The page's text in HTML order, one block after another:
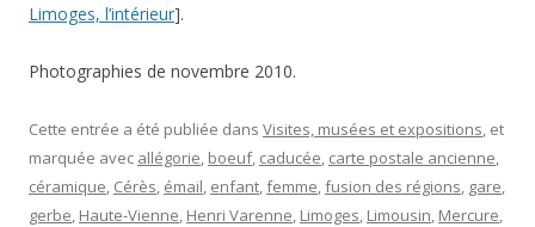
Limoges, l’intérieur].
Photographies de novembre 2010.
Cette entrée a été publiée dans Visites, musées et expositions, et
marquée avec allégorie, boeuf, caducée, carte postale ancienne,
céramique, Cérès, émail, enfant,femme,fusion des régions, gare,
gerbe, Haute-Vienne, Henri Varenne, Limoges, Limousin, Mercure,